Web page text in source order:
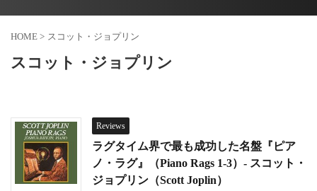
HOME > スコット・ジョプリン
スコット・ジョプリン
Reviews
ラグタイム界で最も成功した名盤『ピア
ノ・ラグ』（Piano Rags 1-3）- スコット・
ジョプリン（Scott Joplin）